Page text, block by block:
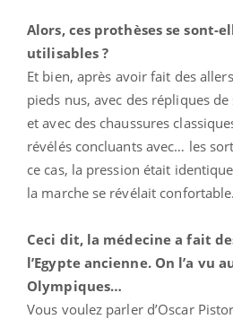
Alors, ces prothèses se sont-
utilisables ?
Et bien, après avoir fait des
pieds nus, avec des répliques
et avec des chaussures
révélés concluants avec… les
ce cas, la pression était
la marche se révélait confortable.
Ceci dit, la médecine a fait
l’Egypte ancienne. On l’a vu
Olympiques…
Vous voulez parler d’Oscar